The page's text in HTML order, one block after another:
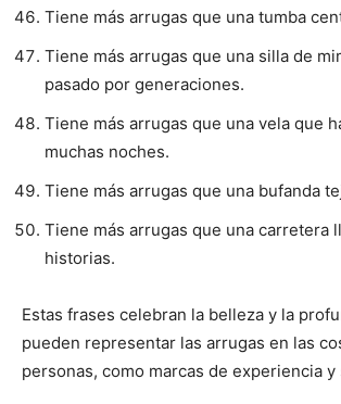
Tiene más arrugas que una tumba
Tiene más arrugas que una silla de
pasado por generaciones.
Tiene más arrugas que una vela que
muchas noches.
Tiene más arrugas que una bufanda
Tiene más arrugas que una carretera
historias.
Estas frases celebran la belleza y la
pueden representar las arrugas en las
personas, como marcas de experiencia y